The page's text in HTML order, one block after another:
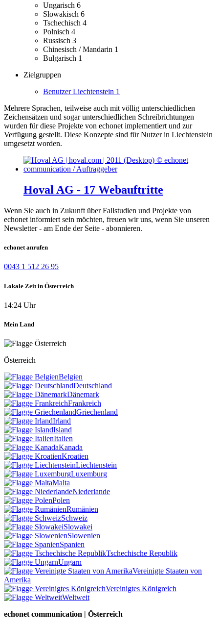
Ungarisch 6
Slowakisch 6
Tschechisch 4
Polnisch 4
Russisch 3
Chinesisch / Mandarin 1
Bulgarisch 1
Zielgruppen
Benutzer Liechtenstein 1
Mehrere Sprachen, teilweise auch mit völlig unterschiedlichen
Zeichensätzen und sogar unterschiedlichen Schreibrichtungen
wurden für diese Projekte von echonet implementiert und zur
Verfügung gestellt. Diese Konzepte sind für Nutzer in Liechtenstein
umgesetzt worden.
Hoval AG - 17 Webauftritte
Wenn Sie auch in Zukunft über Fallstudien und Projekte von
echonet informiert sein möchten, freuen wir uns, wenn Sie unseren
Newsletter - am Ende der Seite - abonnieren.
echonet anrufen
0043 1 512 26 95
Lokale Zeit in Österreich
14:24 Uhr
Mein Land
Österreich
Belgien
Deutschland
Dänemark
Frankreich
Griechenland
Irland
Island
Italien
Kanada
Kroatien
Liechtenstein
Luxemburg
Malta
Niederlande
Polen
Rumänien
Schweiz
Slowakei
Slowenien
Spanien
Tschechische Republik
Ungarn
Vereinigte Staaten von
Amerika
Vereinigtes Königreich
Weltweit
echonet communication | Österreich